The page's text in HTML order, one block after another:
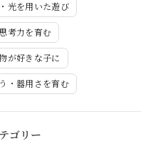
光を用いた遊び
考力を育む
が好きな子に
・器用さを育む
ゴリー